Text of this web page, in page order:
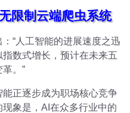
限制云端爬虫系统
“人工智能的进展速度之迅
数式增长，预计在未来五
。”
正逐步成为职场核心竞争
象是，AI在众多行业中的